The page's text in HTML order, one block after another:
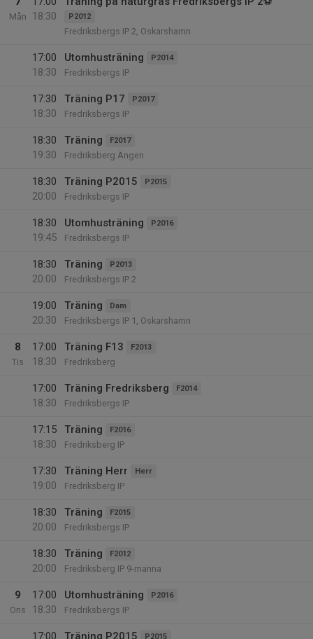
Mån
18:30
P2012
Fredriksbergs IP 2, Oskarshamn
17:00
18:30
Utomhusträning P2014
Fredriksbergs IP
17:30
18:30
Träning P17 P2017
Fredriksbergs IP
18:30
19:30
Träning F2017
Fredriksberg Ängen
18:30
20:00
Träning P2015 P2015
Fredriksbergs IP
18:30
19:45
Utomhusträning P2016
Fredriksbergs IP
18:30
20:00
Träning P2013
Fredriksbergs IP 2
19:00
20:30
Träning Dam
Fredriksbergs IP 1, Oskarshamn
8
Tis
17:00
18:30
Träning F13 F2013
Fredriksberg
17:00
18:30
Träning Fredriksberg F2014
Fredriksbergs IP
17:15
18:30
Träning F2016
Fredriksberg IP
17:30
19:00
Träning Herr Herr
Fredriksberg IP
18:30
20:00
Träning F2015
Fredriksbergs IP
18:30
20:00
Träning F2012
Fredriksberg IP 9-manna
9
Ons
17:00
18:30
Utomhusträning P2016
Fredriksbergs IP
17:00
Träning P2015 P2015